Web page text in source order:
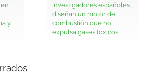
y
Investigadores españoles
diseñan un motor de
combustión que no
expulsa gases tóxicos